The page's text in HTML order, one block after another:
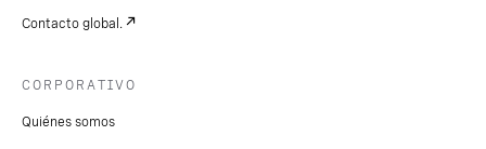
Contacto global.
CORPORATIVO
Quiénes somos